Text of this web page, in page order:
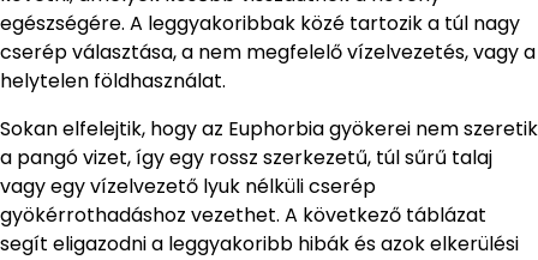
egészségére. A leggyakoribbak közé tartozik a túl nagy
cserép választása, a nem megfelelő vízelvezetés, vagy a
helytelen földhasználat.
Sokan elfelejtik, hogy az Euphorbia gyökerei nem szeretik
a pangó vizet, így egy rossz szerkezetű, túl sűrű talaj
vagy egy vízelvezető lyuk nélküli cserép
gyökérrothadáshoz vezethet. A következő táblázat
segít eligazodni a leggyakoribb hibák és azok elkerülési